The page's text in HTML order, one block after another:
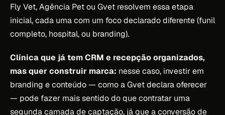
Fly Vet, Agência Pet ou Gvet resolvem essa etapa
inicial, cada uma com um foco declarado diferente (funil
completo, hospital, ou branding).
Clínica que já tem CRM e recepção organizados,
mas quer construir marca: nesse caso, investir em
branding e conteúdo — como a Gvet declara oferecer
— pode fazer mais sentido do que contratar uma
segunda camada de captação, já que a conversão de